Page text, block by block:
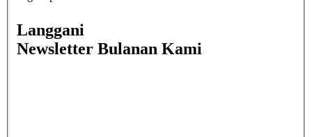
Langgani
Newsletter Bulanan Kami